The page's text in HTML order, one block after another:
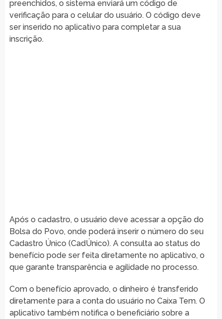
preenchidos, o sistema enviará um código de
verificação para o celular do usuário. O código deve
ser inserido no aplicativo para completar a sua
inscrição.
Após o cadastro, o usuário deve acessar a opção do
Bolsa do Povo, onde poderá inserir o número do seu
Cadastro Único (CadÚnico). A consulta ao status do
benefício pode ser feita diretamente no aplicativo, o
que garante transparência e agilidade no processo.
Com o benefício aprovado, o dinheiro é transferido
diretamente para a conta do usuário no Caixa Tem. O
aplicativo também notifica o beneficiário sobre a